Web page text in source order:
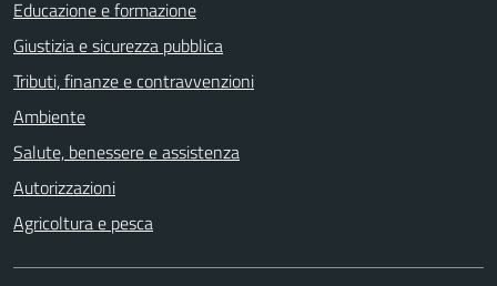
Educazione e formazione
Giustizia e sicurezza pubblica
Tributi, finanze e contravvenzioni
Ambiente
Salute, benessere e assistenza
Autorizzazioni
Agricoltura e pesca